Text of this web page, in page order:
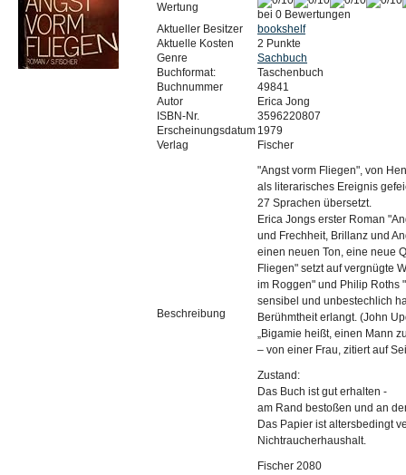
Wertung
bei 0 Bewertungen
Aktueller Besitzer
bookshelf
Aktuelle Kosten
2 Punkte
Genre
Sachbuch
Buchformat:
Taschenbuch
Buchnummer
49841
Autor
Erica Jong
ISBN-Nr.
3596220807
Erscheinungsdatum 1979
Verlag
Fischer
Beschreibung
"Angst vorm Fliegen", von
als literarisches Ereignis
27 Sprachen übersetzt.
Erica Jongs erster Roman
und Frechheit, Brillanz und
einen neuen Ton, eine neue
Fliegen" setzt auf vergnügte
im Roggen" und Philip Roths
sensibel und unbestechlich
Berühmtheit erlangt. (John
„Bigamie heißt, einen Mann
– von einer Frau, zitiert auf
Zustand:
Das Buch ist gut erhalten -
am Rand bestoßen und an
Das Papier ist altersbedingt
Nichtraucherhaushalt.
Fischer 2080